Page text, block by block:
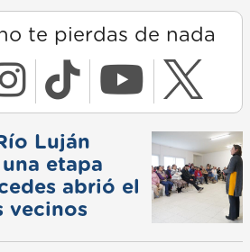
te pierdas de nada
Luján
etapa
abrió el
vecinos